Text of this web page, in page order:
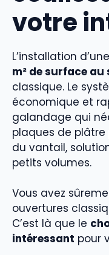
votre
L’installation
m² de surface au
classique. Le
économique et
galandage qui
plaques de
du vantail,
petits volumes.
Vous avez
ouvertures
C’est là que le
intéressant pour